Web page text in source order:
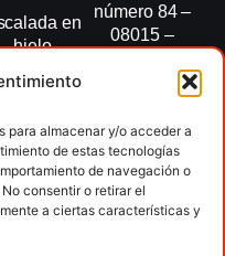
para almacenar y/o acceder a
de estas tecnologías
de navegación o
consentir o retirar el
a ciertas características y
en
hielo
de
Marcha
Nórdica
de
nieve
número 84 –
08015 –
fedme@fedme.es
934 264 267